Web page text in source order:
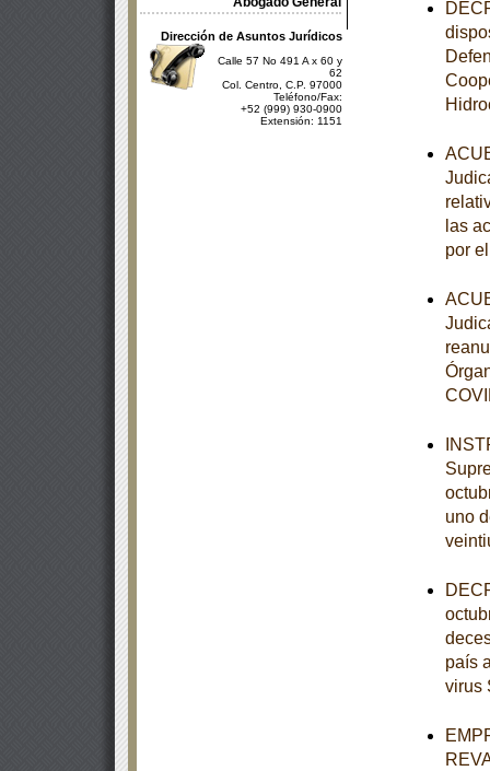
Dirección de Asuntos Jurídicos
Calle 57 No 491 A x 60 y
62
Col. Centro, C.P. 97000
Teléfono/Fax:
+52 (999) 930-0900
Extensión: 1151
las
por
uno
país
virus